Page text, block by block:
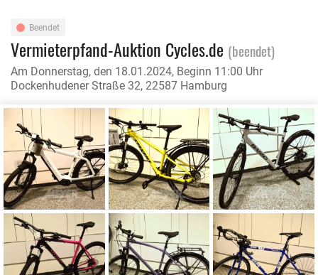
Vermieterpfand-Auktion Cycles.de (beendet)
Am Donnerstag, den 18.01.2024, Beginn 11:00 Uhr
Dockenhudener Straße 32, 22587 Hamburg
Beendet